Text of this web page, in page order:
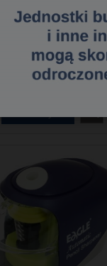
CARIOCA
palcami 8
(43174) 170-
68,99 zł
56,09 zł